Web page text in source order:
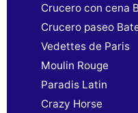
Crucero con cena
Crucero paseo
Vedettes de Paris
Moulin Rouge
Paradis Latin
Crazy Horse